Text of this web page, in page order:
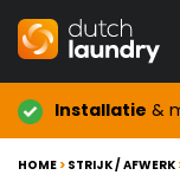
Installatie &
HOME > STRIJK / AFWERK